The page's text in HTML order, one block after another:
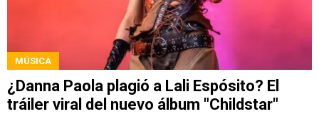
MÚSICA
¿Danna Paola plagió a Lali Espósito? El
tráiler viral del nuevo álbum "Childstar"